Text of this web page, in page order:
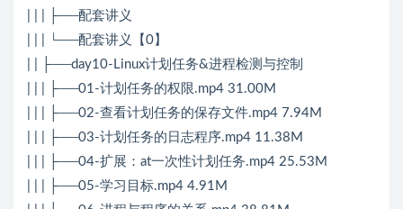
| | | ├──配套讲义
| | | └──配套讲义【0】
| | ├──day10-Linux计划任务&进程检测与控制
| | | ├──01-计划任务的权限.mp4 31.00M
| | | ├──02-查看计划任务的保存文件.mp4 7.94M
| | | ├──03-计划任务的日志程序.mp4 11.38M
| | | ├──04-扩展：at一次性计划任务.mp4 25.53M
| | | ├──05-学习目标.mp4 4.91M